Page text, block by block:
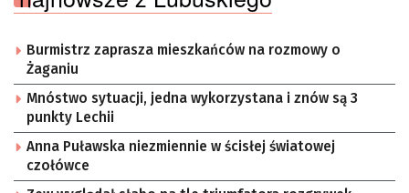
Burmistrz zaprasza mieszkańców na rozmowy o
Żaganiu
Mnóstwo sytuacji, jedna wykorzystana i znów są 3
punkty Lechii
Anna Puławska niezmiennie w ścisłej światowej
czołówce